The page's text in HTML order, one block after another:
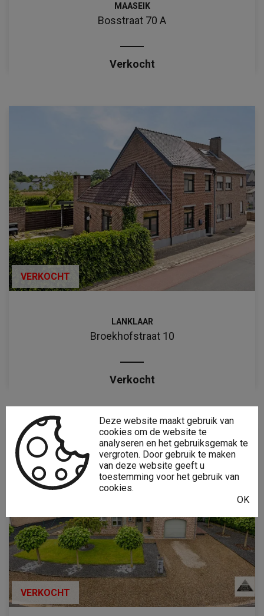
MAASEIK
Bosstraat 70 A
Verkocht
VERKOCHT
LANKLAAR
Broekhofstraat 10
Verkocht
VERKOCHT
Deze website maakt gebruik van
cookies om de website te
analyseren en het gebruiksgemak te
vergroten. Door gebruik te maken
van deze website geeft u
toestemming voor het gebruik van
cookies.
OK